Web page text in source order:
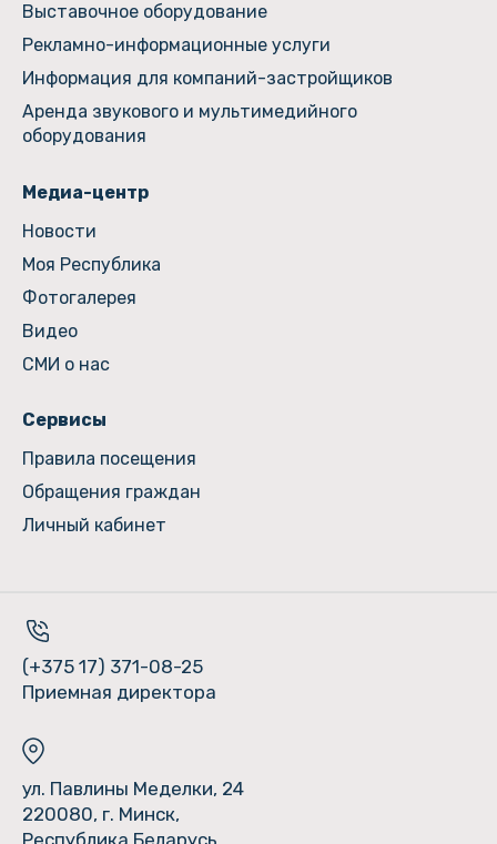
Выставочное оборудование
Рекламно-информационные услуги
Информация для компаний-застройщиков
Аренда звукового и мультимедийного
оборудования
Медиа-центр
Новости
Моя Республика
Фотогалерея
Видео
СМИ о нас
Сервисы
Правила посещения
Обращения граждан
Личный кабинет
(+375 17) 371-08-25
Приемная директора
ул. Павлины Меделки, 24
220080, г. Минск,